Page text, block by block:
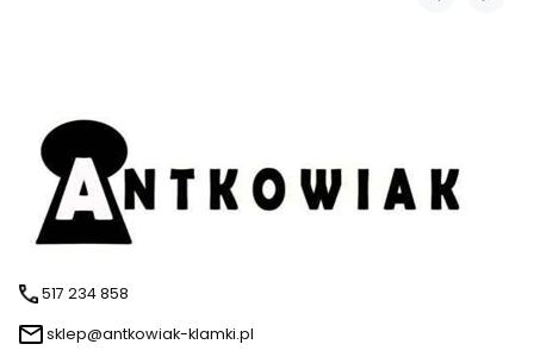
517 234 858
sklep@antkowiak-klamki.pl